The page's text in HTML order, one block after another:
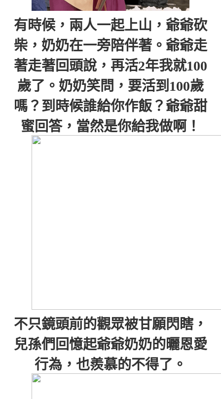
有時候，兩人一起上山，爺爺砍
柴，奶奶在一旁陪伴著。爺爺走
著走著回頭說，再活2年我就100
歲了。奶奶笑問，要活到100歲
嗎？到時候誰給你作飯？爺爺甜
蜜回答，當然是你給我做啊！
不只鏡頭前的觀眾被甘願閃瞎，
兒孫們回憶起爺爺奶奶的曬恩愛
行為，也羨慕的不得了。